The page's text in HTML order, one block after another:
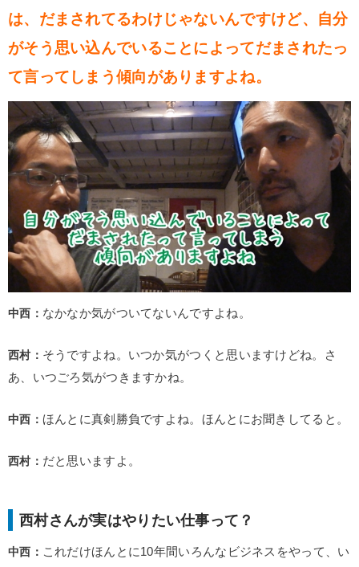
は、だまされてるわけじゃないんですけど、自分
がそう思い込んでいることによってだまされたっ
て言ってしまう傾向がありますよね。
中西： なかなか気がついてないんですよね。
西村： そうですよね。いつか気がつくと思いますけどね。さ
あ、いつごろ気がつきますかね。
中西： ほんとに真剣勝負ですよね。ほんとにお聞きしてると。
西村： だと思いますよ。
西村さんが実はやりたい仕事って？
中西： これだけほんとに10年間いろんなビジネスをやって、い